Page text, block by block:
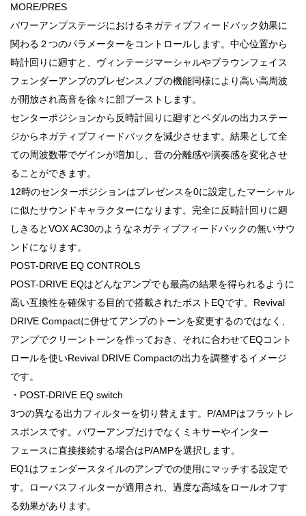
MORE/PRES
パワーアンプステージにおけるネガティブフィードバック効果に
関わる２つのパラメーターをコントロールします。中心位置から
時計回りに廻すと、ヴィンテージマーシャルやブラウンフェイス
フェンダーアンプのプレゼンスノブの機能同様により高い高周波
が開放され高音を徐々に部ブーストします。
センターポジションから反時計回りに廻すとペダルの出力ステー
ジからネガティブフィードバックを減少させます。結果として全
ての周波数帯でゲインが増加し、音の分離感や演奏感を変化させ
ることができます。
12時のセンターポジションはプレゼンスを0に設定したマーシャル
に似たサウンドキャラクターになります。完全に反時計回りに廻
しきるとVOX AC30のようなネガティブフィードバックの無いサウ
ンドになります。
POST-DRIVE EQ CONTROLS
POST-DRIVE EQはどんなアンプでも最高の結果を得られるように
高い互換性を確保する目的で搭載されたポストEQです。Revival
DRIVE Compactに併せてアンプのトーンを変更するのではなく、
アンプでクリーントーンを作っておき、それに合わせてEQコント
ロールを使いRevival DRIVE Compactの出力を調整するイメージ
です。
・POST-DRIVE EQ switch
3つの異なる出力フィルターを切り替えます。P/AMPはフラットレ
スポンスです。パワーアンプだけでなくミキサーやインター
フェースに直接接続する場合はP/AMPを選択します。
EQ1はフェンダースタイルのアンプでの使用にマッチする設定で
す。ローパスフィルターが適用され、過度な高域をロールオフす
る効果があります。